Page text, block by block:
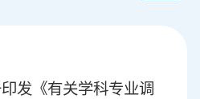
发《有关学科专业调